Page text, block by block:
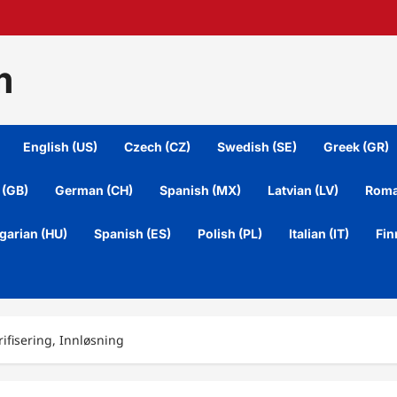
English (US) Czech (CZ) Swedish (SE) Greek (GR)
German (CH) Spanish (MX) Latvian (LV)
(HU) Spanish (ES) Polish (PL) Italian (IT)
Innløsning